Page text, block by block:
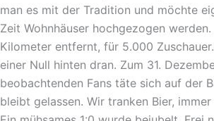
man es mit der Tradition und möchte
Zeit Wohnhäuser hochgezogen
Kilometer entfernt, für 5.000
einer Null hinten dran. Zum 31.
beobachtenden Fans täte sich auf der
bleibt gelassen. Wir tranken Bier,